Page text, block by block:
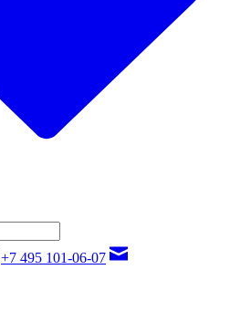
+7 495 101-06-07